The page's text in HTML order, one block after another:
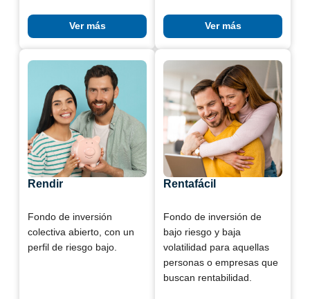
Ver más Ver más
Rendir
Fondo de inversión
colectiva abierto, con un
perfil de riesgo bajo.
Rentafácil
Fondo de inversión de
bajo riesgo y baja
volatilidad para aquellas
personas o empresas que
buscan rentabilidad.